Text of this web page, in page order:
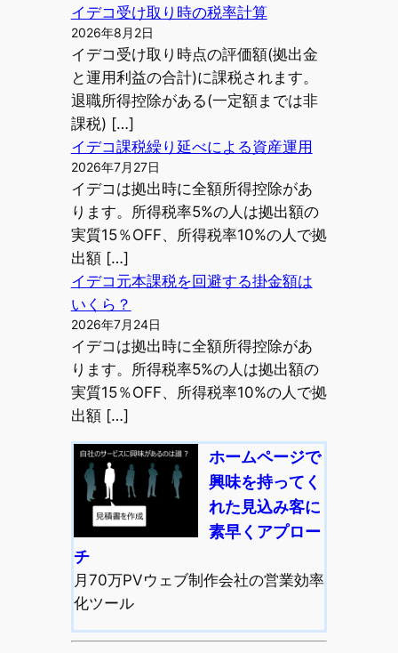
イデコ受け取り時の税率計算
2026年8月2日
イデコ受け取り時点の評価額(拠出金
と運用利益の合計)に課税されます。
退職所得控除がある(一定額までは非
課税) […]
イデコ課税繰り延べによる資産運用
2026年7月27日
イデコは拠出時に全額所得控除があ
ります。所得税率5%の人は拠出額の
実質15％OFF、所得税率10%の人で拠
出額 […]
イデコ元本課税を回避する掛金額は
いくら？
2026年7月24日
イデコは拠出時に全額所得控除があ
ります。所得税率5%の人は拠出額の
実質15％OFF、所得税率10%の人で拠
出額 […]
ホームページで
興味を持ってく
れた見込み客に
素早くアプロー
チ
月70万PVウェブ制作会社の営業効率
化ツール